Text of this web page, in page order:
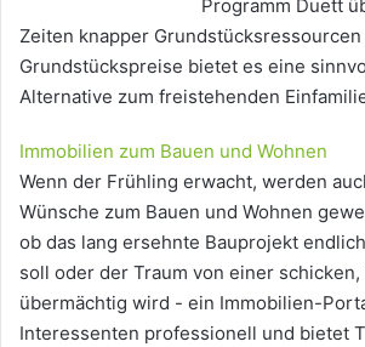
Programm Duett
Zeiten knapper
Grundstückspreise bietet es eine
Alternative zum freistehenden
Immobilien zum Bauen und Wohnen
Wenn der Frühling erwacht, werden
Wünsche zum Bauen und Wohnen
ob das lang ersehnte Bauprojekt
soll oder der Traum von einer schicken,
übermächtig wird - ein Immobilien-
Interessenten professionell und bietet